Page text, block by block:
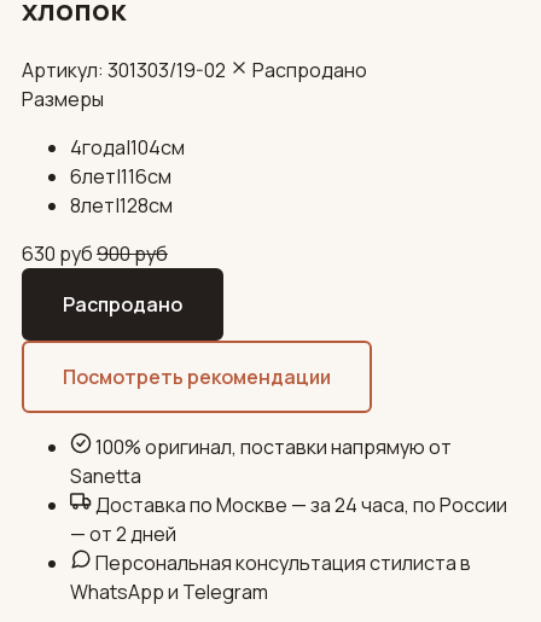
хлопок
Артикул: 301303/19-02
Распродано
Размеры
4года|104см
6лет|116см
8лет|128см
630 руб900руб
Распродано
Посмотреть рекомендации
100% оригинал, поставки напрямую от
Sanetta
Доставка по Москве — за 24 часа, по России
— от 2 дней
Персональная консультация стилиста в
WhatsApp и Telegram